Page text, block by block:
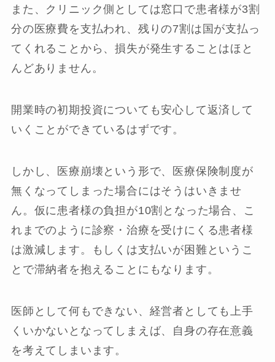
また、クリニック側としては窓口で患者様が3割
分の医療費を支払われ、残りの7割は国が支払っ
てくれることから、損失が発生することはほと
んどありません。
開業時の初期投資についても安心して返済して
いくことができているはずです。
しかし、医療崩壊という形で、医療保険制度が
無くなってしまった場合にはそうはいきませ
ん。仮に患者様の負担が10割となった場合、こ
れまでのように診察・治療を受けにくる患者様
は激減します。もしくは支払いが困難というこ
とで滞納者を抱えることにもなります。
医師として何もできない、経営者としても上手
くいかないとなってしまえば、自身の存在意義
を考えてしまいます。